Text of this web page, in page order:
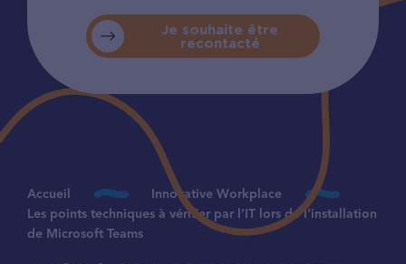
Je souhaite être
recontacté
Accueil
Innovative Workplace
Les points techniques à vérifier par l’IT lors de l’installation
de Microsoft Teams